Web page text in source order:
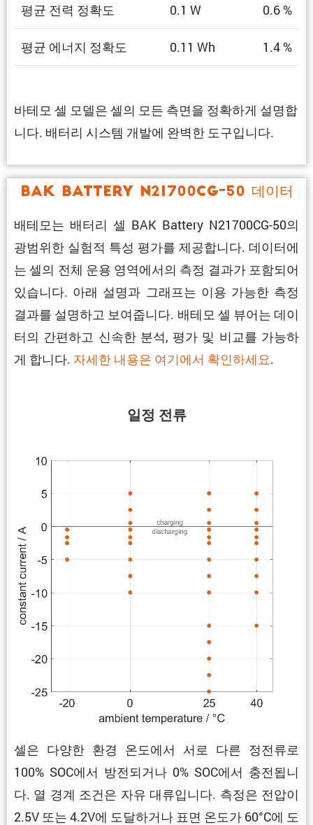
평균 전력 정확도 0.1 W 0.6 %
평균 에너지 정확도 0.11 Wh 1.4 %
바테모 셀 모델은 셀의 모든 측면을 정확하게 설명합
니다. 배터리 시스템 개발에 완벽한 도구입니다.
BAK Battery N21700CG-50 데이터
배테모는 배터리 셀 BAK Battery N21700CG-50의
광범위한 실험적 특성 평가를 제공합니다. 데이터에
는 셀의 전체 운용 영역에서의 측정 결과가 포함되어
있습니다. 아래 설명과 그래프는 이용 가능한 측정
결과를 설명하고 보여줍니다. 배테모 셀 뷰어는 데이
터의 간편하고 신속한 분석, 평가 및 비교를 가능하
게 합니다. 자세한 내용은 여기에서 확인하세요.
일정 전류
셀은 다양한 환경 온도에서 서로 다른 정전류로
100% SOC에서 방전되거나 0% SOC에서 충전됩니
다. 열 경계 조건은 자유 대류입니다. 측정은 전압이
2.5V 또는 4.2V에 도달하거나 표면 온도가 60°C에 도